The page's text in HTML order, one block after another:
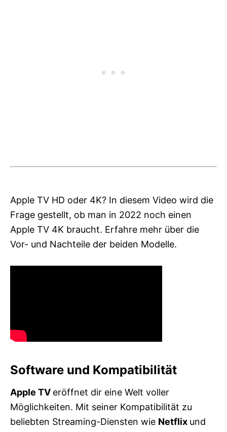
Apple TV HD oder 4K? In diesem Video wird die
Frage gestellt, ob man in 2022 noch einen
Apple TV 4K braucht. Erfahre mehr über die
Vor- und Nachteile der beiden Modelle.
Software und Kompatibilität
Apple TV eröffnet dir eine Welt voller
Möglichkeiten. Mit seiner Kompatibilität zu
beliebten Streaming-Diensten wie Netflix und